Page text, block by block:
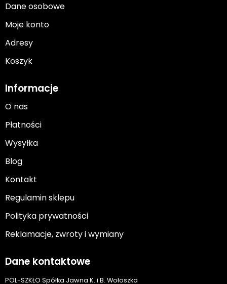
Dane osobowe
Moje konto
Adresy
Koszyk
Informacje
O nas
Płatności
Wysyłka
Blog
Kontakt
Regulamin sklepu
Polityka prywatności
Reklamacje, zwroty i wymiany
Dane kontaktowe
POL-SZKŁO Spółka Jawna K. i B. Wołoszka